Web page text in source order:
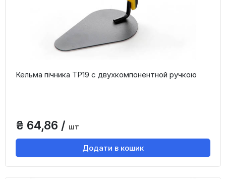
Кельма пічника ТР19 c двухкомпонентной ручкою
₴ 64,86 / шт
Додати в кошик